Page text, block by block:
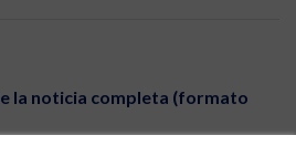
la noticia completa (formato